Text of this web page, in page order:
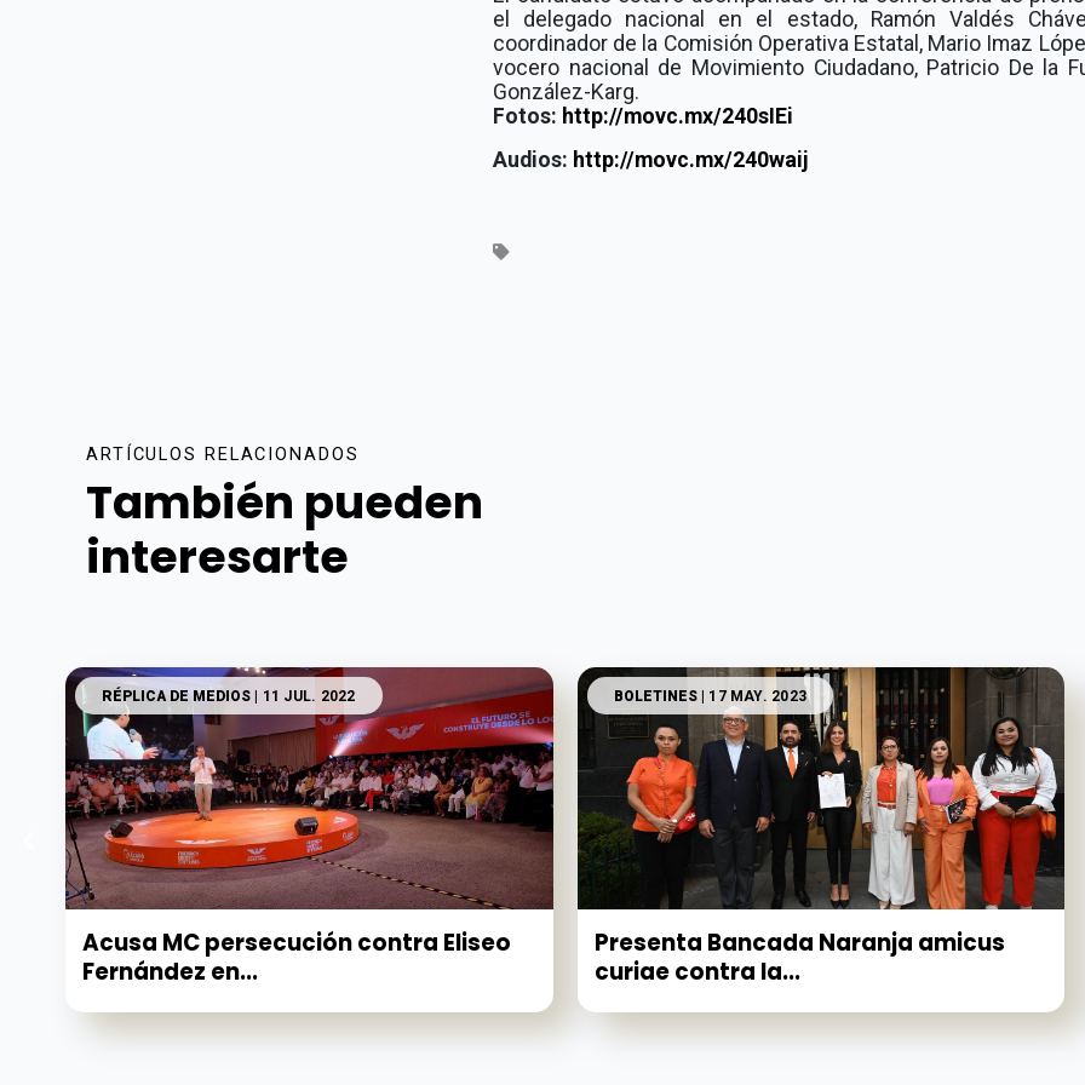
el delegado nacional en el estado, Ramón Valdés
coordinador de la Comisión Operativa Estatal, Mario Imaz
vocero nacional de Movimiento Ciudadano, Patricio De la
González-Karg.
Fotos: http://movc.mx/240sIEi
Audios: http://movc.mx/240waij
ARTÍCULOS RELACIONADOS
También pueden
interesarte
RÉPLICA DE MEDIOS | 11 JUL. 2022
Acusa MC persecución contra Eliseo
Fernández en...
BOLETINES| 17 MAY. 2023
Presenta Bancada Naranja amicus
curiae contra la...